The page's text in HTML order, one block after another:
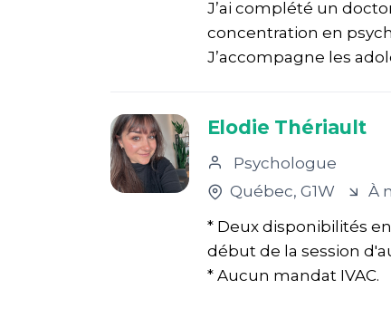
J’ai complété un
concentration en
J’accompagne les
Elodie Thériault
Psychologue
Québec, G1W
À
* Deux disponibilités
début de la session
* Aucun mandat IVAC.